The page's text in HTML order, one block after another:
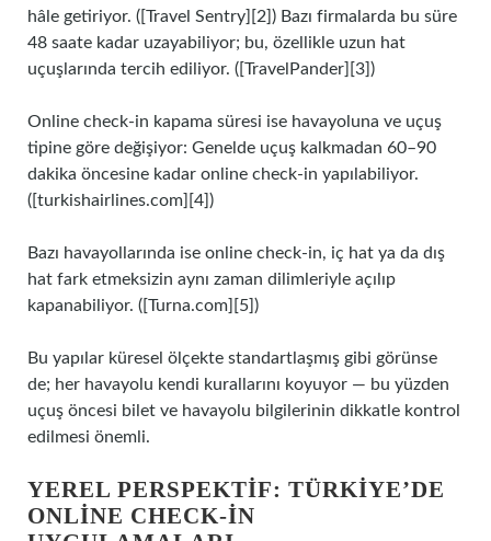
hâle getiriyor. ([Travel Sentry][2]) Bazı firmalarda bu süre
48 saate kadar uzayabiliyor; bu, özellikle uzun hat
uçuşlarında tercih ediliyor. ([TravelPander][3])
Online check‑in kapama süresi ise havayoluna ve uçuş
tipine göre değişiyor: Genelde uçuş kalkmadan 60–90
dakika öncesine kadar online check‑in yapılabiliyor.
([turkishairlines.com][4])
Bazı havayollarında ise online check‑in, iç hat ya da dış
hat fark etmeksizin aynı zaman dilimleriyle açılıp
kapanabiliyor. ([Turna.com][5])
Bu yapılar küresel ölçekte standartlaşmış gibi görünse
de; her havayolu kendi kurallarını koyuyor — bu yüzden
uçuş öncesi bilet ve havayolu bilgilerinin dikkatle kontrol
edilmesi önemli.
YEREL PERSPEKTIF: TÜRKIYE’DE
ONLINE CHECK‑IN